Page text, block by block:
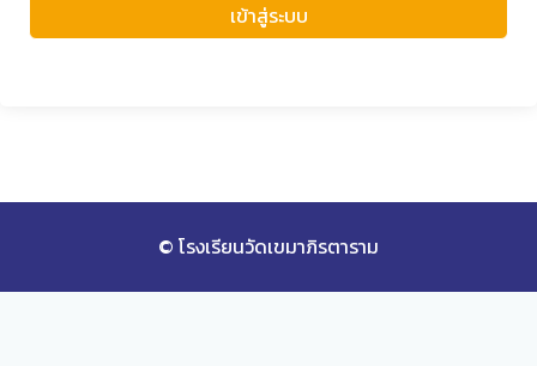
เข้าสู่ระบบ
© โรงเรียนวัดเขมาภิรตาราม